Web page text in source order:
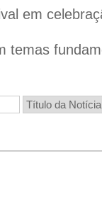
em
temas